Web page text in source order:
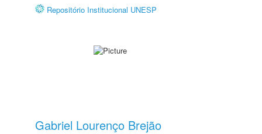
Repositório Institucional UNESP
Gabriel Lourenço Brejão